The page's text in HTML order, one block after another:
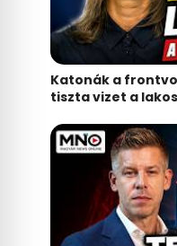
Katonák a
tiszta vizet a